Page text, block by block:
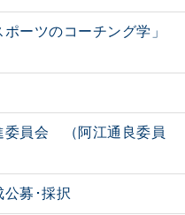
ポーツのコーチング学」
委員会 （阿江通良委員
公募･採択